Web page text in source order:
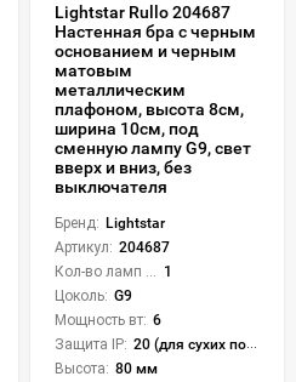
Lightstar Rullo 204687
Настенная бра с черным
основанием и черным
матовым
металлическим
плафоном, высота 8см,
ширина 10см, под
сменную лампу G9, свет
вверх и вниз, без
выключателя
Бренд: Lightstar
Артикул: 204687
1
Цоколь: G9
Мощность вт: 6
Защита IP: 20 (для сухих пом.)
Высота: 80 мм